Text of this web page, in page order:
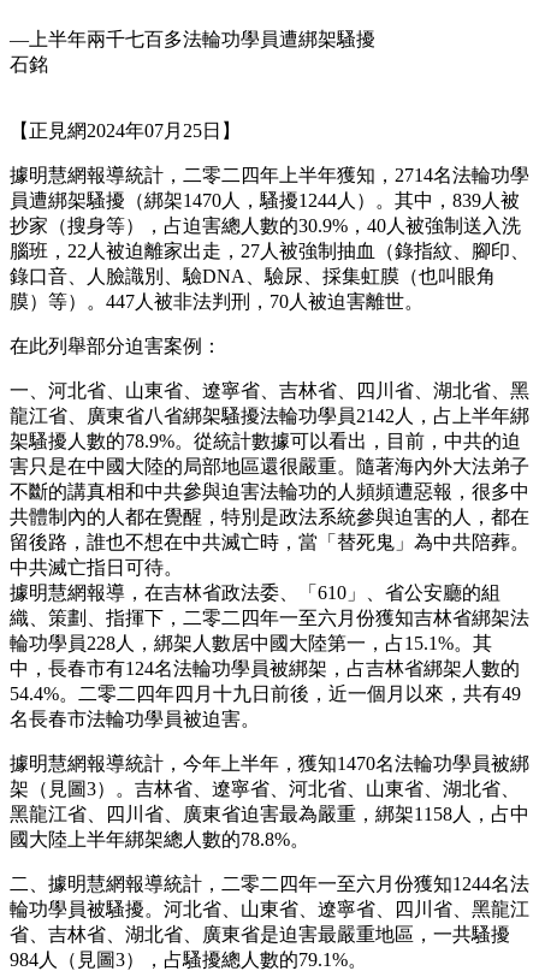
—上半年兩千七百多法輪功學員遭綁架騷擾
石銘
【正見網2024年07月25日】
據明慧網報導統計，二零二四年上半年獲知，2714名法輪功學
員遭綁架騷擾（綁架1470人，騷擾1244人）。其中，839人被
抄家（搜身等），占迫害總人數的30.9%，40人被強制送入洗
腦班，22人被迫離家出走，27人被強制抽血（錄指紋、腳印、
錄口音、人臉識別、驗DNA、驗尿、採集虹膜（也叫眼角
膜）等）。447人被非法判刑，70人被迫害離世。
在此列舉部分迫害案例：
一、河北省、山東省、遼寧省、吉林省、四川省、湖北省、黑
龍江省、廣東省八省綁架騷擾法輪功學員2142人，占上半年綁
架騷擾人數的78.9%。從統計數據可以看出，目前，中共的迫
害只是在中國大陸的局部地區還很嚴重。隨著海內外大法弟子
不斷的講真相和中共參與迫害法輪功的人頻頻遭惡報，很多中
共體制內的人都在覺醒，特別是政法系統參與迫害的人，都在
留後路，誰也不想在中共滅亡時，當「替死鬼」為中共陪葬。
中共滅亡指日可待。
據明慧網報導，在吉林省政法委、「610」、省公安廳的組
織、策劃、指揮下，二零二四年一至六月份獲知吉林省綁架法
輪功學員228人，綁架人數居中國大陸第一，占15.1%。其
中，長春市有124名法輪功學員被綁架，占吉林省綁架人數的
54.4%。二零二四年四月十九日前後，近一個月以來，共有49
名長春市法輪功學員被迫害。
據明慧網報導統計，今年上半年，獲知1470名法輪功學員被綁
架（見圖3）。吉林省、遼寧省、河北省、山東省、湖北省、
黑龍江省、四川省、廣東省迫害最為嚴重，綁架1158人，占中
國大陸上半年綁架總人數的78.8%。
二、據明慧網報導統計，二零二四年一至六月份獲知1244名法
輪功學員被騷擾。河北省、山東省、遼寧省、四川省、黑龍江
省、吉林省、湖北省、廣東省是迫害最嚴重地區，一共騷擾
984人（見圖3），占騷擾總人數的79.1%。